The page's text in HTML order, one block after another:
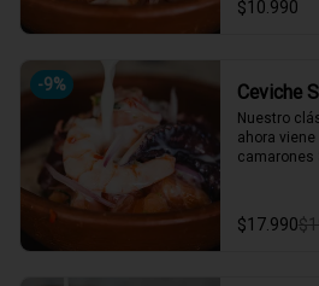
🐟🦐🦑
en su
$10.990
-9% Ceviche
Nuestro
ahora
camarones
todo
hará bailar
$17.990